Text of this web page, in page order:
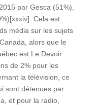
par Gesca (51%),
Cela est
média sur les sujets
alors que le
est Le Devoir
de 2% pour les
la télévision, ce
sont détenues par
et pour la radio,